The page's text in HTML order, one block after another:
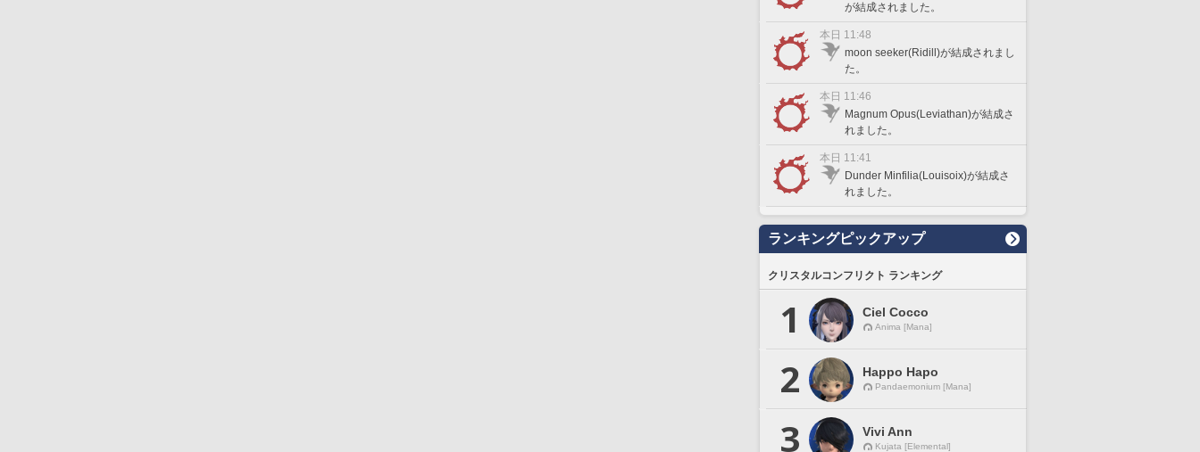
が結成されました。
本日 11:48
moon seeker(Ridill)が結成されまし
た。
本日 11:46
Magnum Opus(Leviathan)が結成さ
れました。
本日 11:41
Dunder Minfilia(Louisoix)が結成さ
れました。
ランキングピックアップ
クリスタルコンフリクト ランキング
1 Ciel Cocco
Anima [Mana]
2 Happo Hapo
Pandaemonium [Mana]
3 Vivi Ann
Kujata [Elemental]